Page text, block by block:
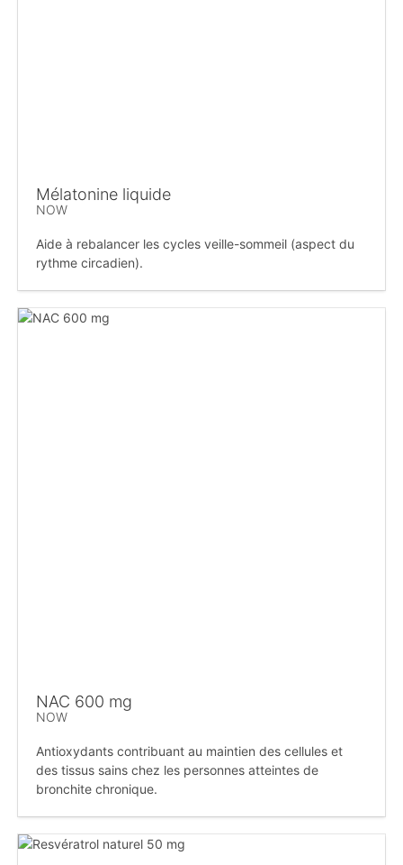
Mélatonine liquide
NOW
Aide à rebalancer les cycles veille-sommeil (aspect du
rythme circadien).
NAC 600 mg
NOW
Antioxydants contribuant au maintien des cellules et
des tissus sains chez les personnes atteintes de
bronchite chronique.